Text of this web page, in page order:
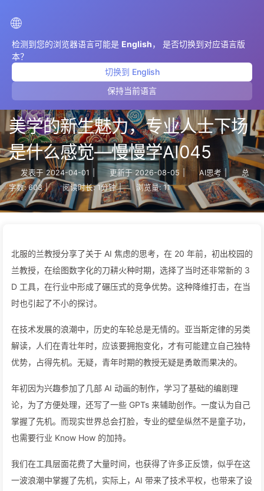
🌐
检测到您的浏览器语言可能是 English， 是否切换到对应语言版
本？
切换到 English
保持当前语言
设计平权】北服兰教授揭示传统
美学的新生魅力，专业人士下场
是什么感觉—慢慢学AI045
发表于 2024-04-01 更新于 2026-08-05 AI思考 |
总
字数: 603 | 阅读时长: 1分钟 | 浏览量: 11
北服的兰教授分享了关于 AI 焦虑的思考，在 20 年前，初出校园的
兰教授，在绘图数字化的刀耕火种时期，选择了当时还非常新的 3
D 工具，在行业中形成了碾压式的竞争优势。这种降维打击，在当
时也引起了不小的探讨。
在技术发展的浪潮中，历史的车轮总是无情的。亚当斯定律的另类
解读，人们在青壮年时，应该要拥抱变化，才有可能建立自己独特
优势，占得先机。无疑，青年时期的教授无疑是勇敢而果决的。
年初因为兴趣参加了几部 AI 动画的制作，学习了基础的编剧理
论，为了方便处理，还写了一些 GPTs 来辅助创作。一度认为自己
掌握了先机。而现实世界总会打脸，专业的壁垒纵然不是童子功，
也需要行业 Know How 的加持。
我们在工具层面花费了大量时间，也获得了许多正反馈，似乎在这
一波浪潮中掌握了先机，实际上，AI 带来了技术平权，也带来了设